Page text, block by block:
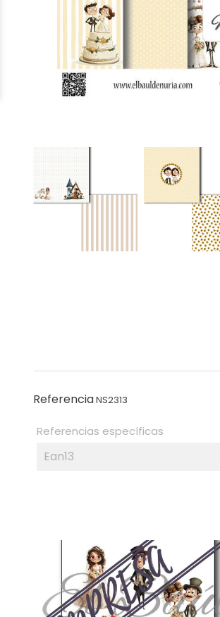
ReferenciaNS2313
Referencias específicas
Ean13